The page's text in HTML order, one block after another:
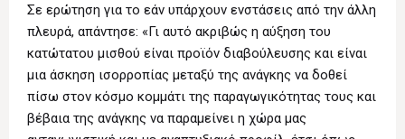
Σε ερώτηση για το εάν υπάρχουν ενστάσεις από την άλλη
πλευρά, απάντησε: «Γι αυτό ακριβώς η αύξηση του
κατώτατου μισθού είναι προϊόν διαβούλευσης και είναι
μια άσκηση ισορροπίας μεταξύ της ανάγκης να δοθεί
πίσω στον κόσμο κομμάτι της παραγωγικότητας τους και
βέβαια της ανάγκης να παραμείνει η χώρα μας